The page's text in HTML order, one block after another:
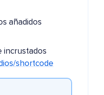
añadidos
incrustados
shortcode